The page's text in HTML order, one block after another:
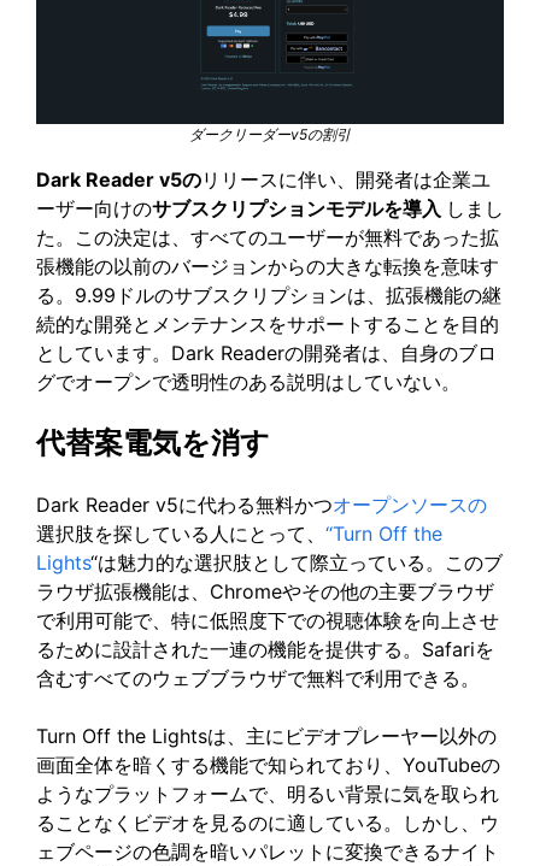
ダークリーダーv5の割引
Dark Reader v5のリリースに伴い、開発者は企業ユ
ーザー向けのサブスクリプションモデルを導入 しまし
た。この決定は、すべてのユーザーが無料であった拡
張機能の以前のバージョンからの大きな転換を意味す
る。9.99ドルのサブスクリプションは、拡張機能の継
続的な開発とメンテナンスをサポートすることを目的
としています。Dark Readerの開発者は、自身のブロ
グでオープンで透明性のある説明はしていない。
代替案電気を消す
Dark Reader v5に代わる無料かつオープンソースの
選択肢を探している人にとって、 “Turn Off the
Lights“は魅力的な選択肢として際立っている。このブ
ラウザ拡張機能は、Chromeやその他の主要ブラウザ
で利用可能で、特に低照度下での視聴体験を向上させ
るために設計された一連の機能を提供する。Safariを
含むすべてのウェブブラウザで無料で利用できる。
Turn Off the Lightsは、主にビデオプレーヤー以外の
画面全体を暗くする機能で知られており、YouTubeの
ようなプラットフォームで、明るい背景に気を取られ
ることなくビデオを見るのに適している。しかし、ウ
ェブページの色調を暗いパレットに変換できるナイト